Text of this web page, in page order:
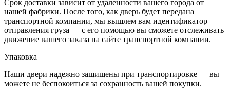
Срок доставки зависит от удаленности вашего города от
нашей фабрики. После того, как дверь будет передана
транспортной компании, мы вышлем вам идентификатор
отправления груза — с его помощью вы сможете отслеживать
движение вашего заказа на сайте транспортной компании.
Упаковка
Наши двери надежно защищены при транспортировке — вы
можете не беспокоиться за сохранность вашей покупки.